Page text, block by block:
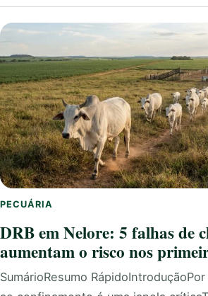
PECUÁRIA
DRB em Nelore: 5 falhas de
aumentam o risco nos
SumárioResumo